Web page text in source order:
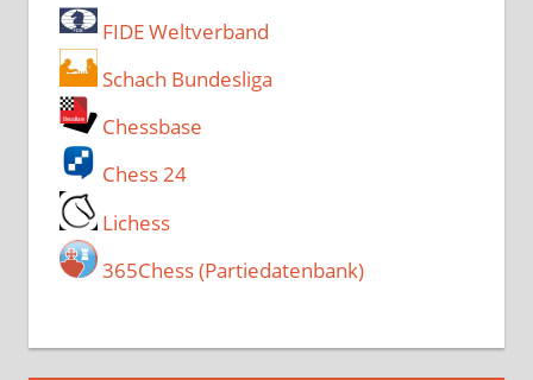
FIDE Weltverband
Schach Bundesliga
Chessbase
Chess 24
Lichess
365Chess (Partiedatenbank)